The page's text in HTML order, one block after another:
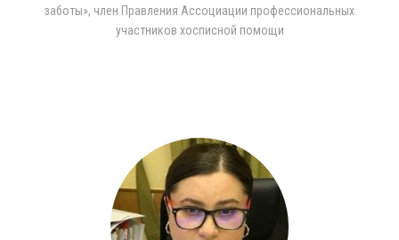
заботы», член Правления Ассоциации профессиональных
участников хосписной помощи